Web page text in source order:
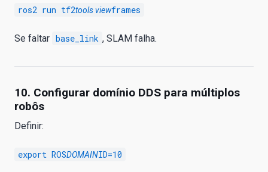
ros2 run tf2tools viewframes
Se faltar base_link , SLAM falha.
10. Configurar domínio DDS para múltiplos
robôs
Definir:
export ROSDOMAINID=10